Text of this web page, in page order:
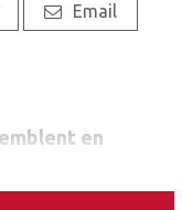
Email
en
des